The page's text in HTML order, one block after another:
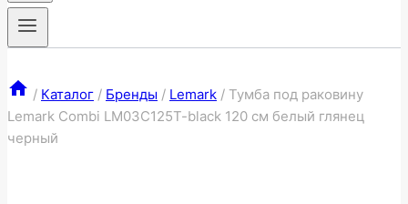
/ Каталог / Бренды / Lemark / Тумба под раковину
Lemark Combi LM03C125T-black 120 см белый глянец
черный